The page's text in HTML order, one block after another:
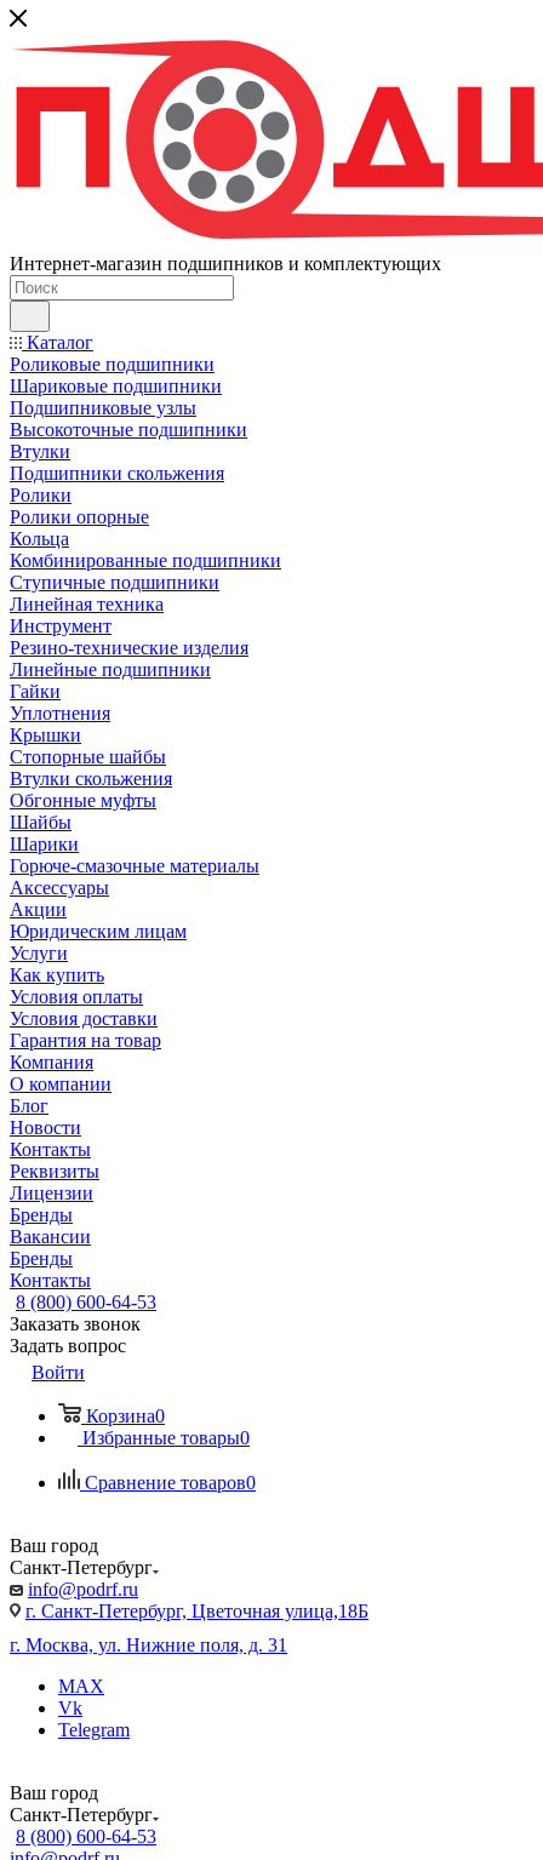
Интернет-магазин подшипников и комплектующих
Каталог
Роликовые подшипники
Шариковые подшипники
Подшипниковые узлы
Высокоточные подшипники
Втулки
Подшипники скольжения
Ролики
Ролики опорные
Кольца
Комбинированные подшипники
Ступичные подшипники
Линейная техника
Инструмент
Резино-технические изделия
Линейные подшипники
Гайки
Уплотнения
Крышки
Стопорные шайбы
Втулки скольжения
Обгонные муфты
Шайбы
Шарики
Горюче-смазочные материалы
Аксессуары
Акции
Юридическим лицам
Услуги
Как купить
Условия оплаты
Условия доставки
Гарантия на товар
Компания
О компании
Блог
Новости
Контакты
Реквизиты
Лицензии
Бренды
Вакансии
Бренды
Контакты
8 (800) 600-64-53
Заказать звонок
Задать вопрос
Войти
Корзина0
Избранные товары0
Сравнение товаров0
Ваш город
Санкт-Петербург
info@podrf.ru
г. Санкт-Петербург, Цветочная улица,18Б
г. Москва, ул. Нижние поля, д. 31
MAX
Vk
Telegram
Ваш город
Санкт-Петербург
8 (800) 600-64-53